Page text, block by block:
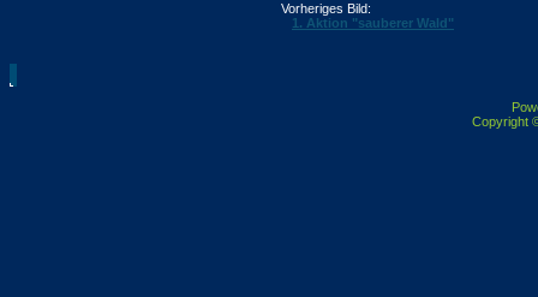
Vorheriges Bild:
1. Aktion "sauberer Wald"
Copyright